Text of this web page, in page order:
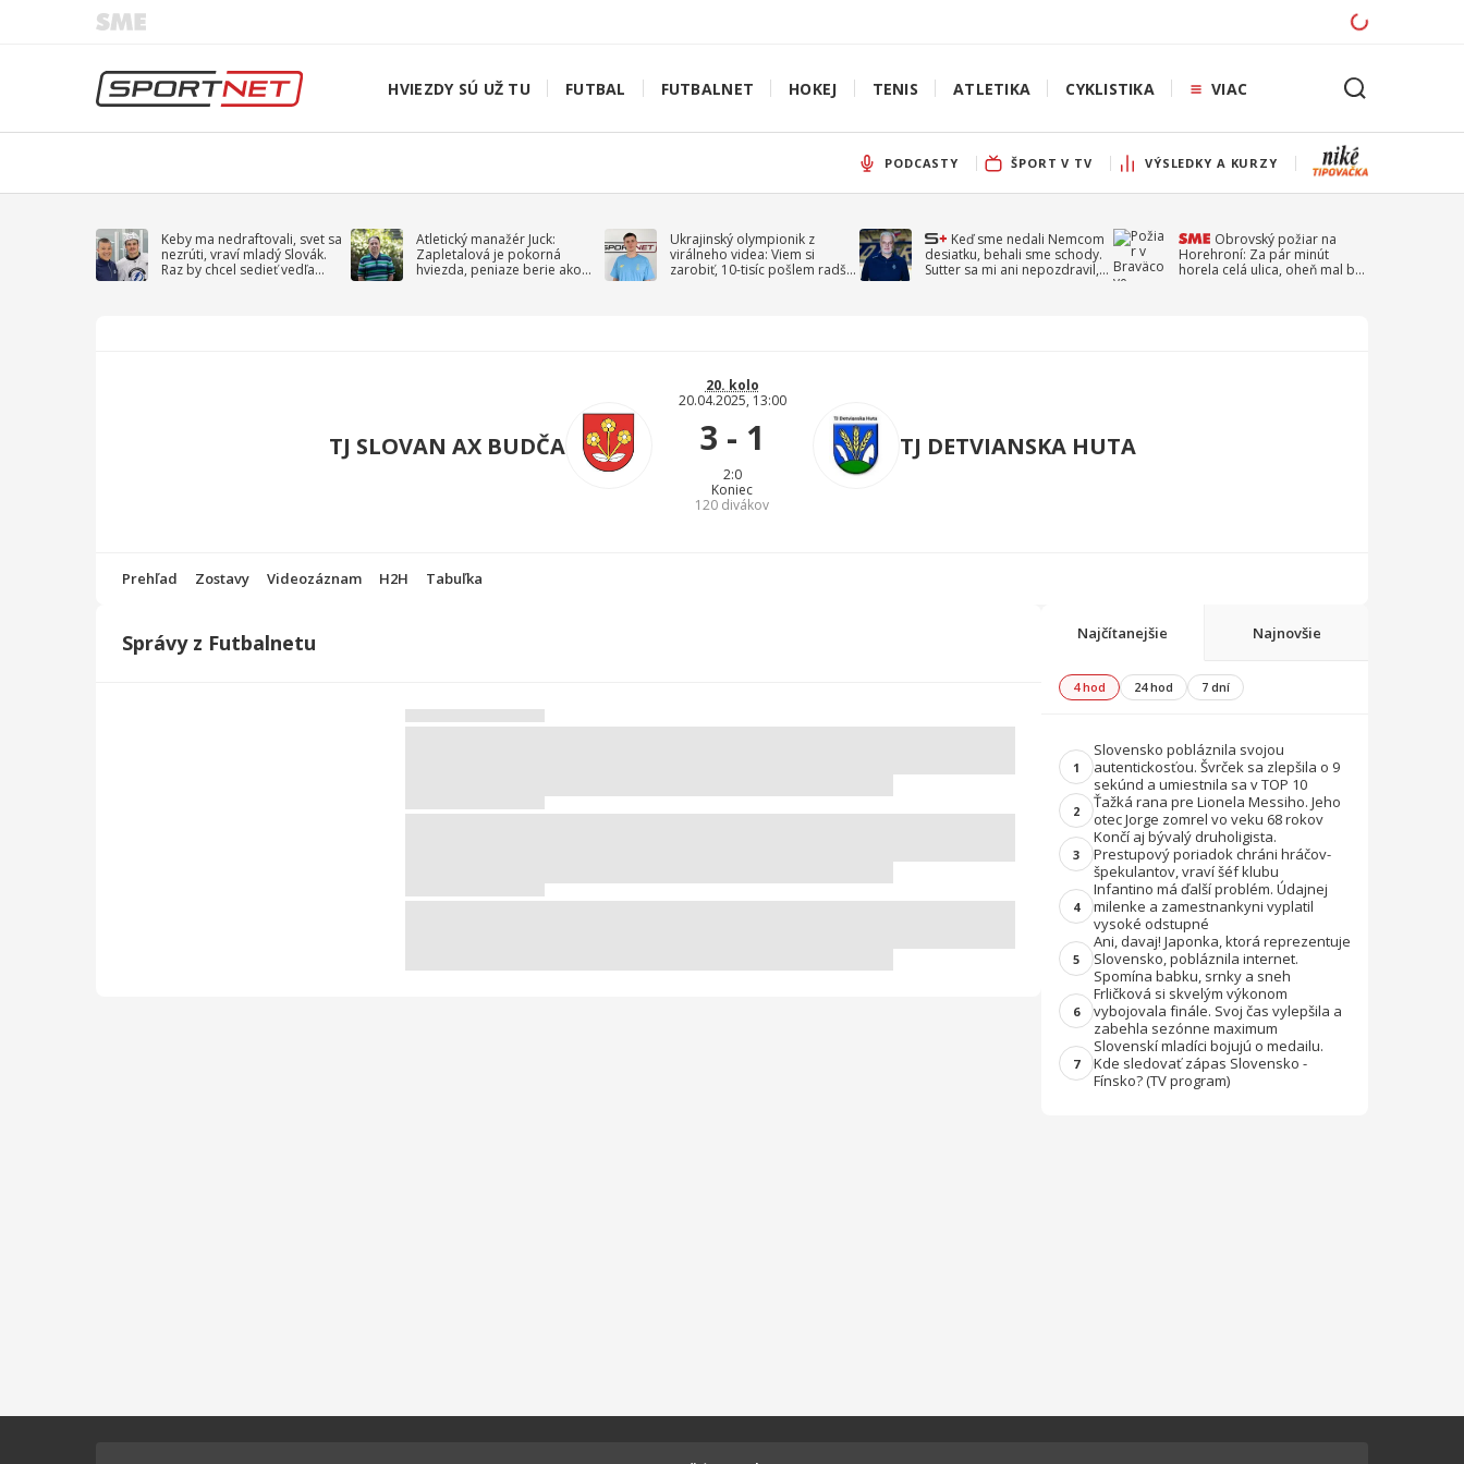
HVIEZDY SÚ UŽ TU FUTBAL FUTBALNET HOKEJ TENIS ATLETIKA CYKLISTIKA VIAC
PODCASTY ŠPORT V TV VÝSLEDKY A KURZY
Keby ma nedraftovali, svet sa
nezrúti, vraví mladý Slovák.
Raz by chcel sedieť vedľa
Atletický manažér Juck:
Zapletalová je pokorná
hviezda, peniaze berie ako
Ukrajinský olympionik z
virálneho videa: Viem si
zarobiť, 10-tisíc pošlem radšej
Keď sme nedali Nemcom
desiatku, behali sme schody.
Sutter sa mi ani nepozdravil,
Obrovský požiar na
Horehroní: Za pár minút
horela celá ulica, oheň mal byť
TJ SLOVAN AX BUDČA
20. kolo
20.04.2025, 13:00
3 - 1
2:0
Koniec
120 divákov
TJ DETVIANSKA HUTA
Prehľad Zostavy Videozáznam H2H Tabuľka
Správy z Futbalnetu Najčítanejšie Najnovšie
4 hod 24 hod 7 dní
1
Slovensko pobláznila svojou
autentickosťou. Švrček sa zlepšila o 9
sekúnd a umiestnila sa v TOP 10
2
Ťažká rana pre Lionela Messiho. Jeho
otec Jorge zomrel vo veku 68 rokov
3
Končí aj bývalý druholigista.
Prestupový poriadok chráni hráčov-
špekulantov, vraví šéf klubu
4
Infantino má ďalší problém. Údajnej
milenke a zamestnankyni vyplatil
vysoké odstupné
5
Ani, davaj! Japonka, ktorá reprezentuje
Slovensko, pobláznila internet.
Spomína babku, srnky a sneh
6
Frličková si skvelým výkonom
vybojovala finále. Svoj čas vylepšila a
zabehla sezónne maximum
7
Slovenskí mladíci bojujú o medailu.
Kde sledovať zápas Slovensko -
Fínsko? (TV program)